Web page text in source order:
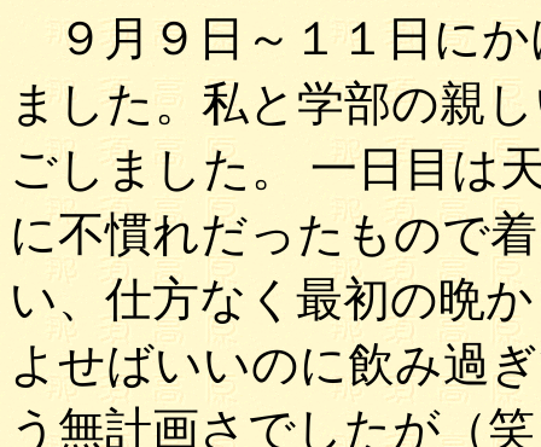
９月９日～１１日に
ました。私と学部の親
ごしました。 一日目は
に不慣れだったもので
い、仕方なく最初の晩
よせばいいのに飲み過
う無計画さでしたが（